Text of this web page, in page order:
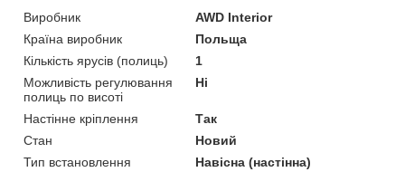
Виробник
AWD Interior
Країна виробник
Польща
Кількість ярусів (полиць)
1
Можливість регулювання
полиць по висоті
Ні
Настінне кріплення
Так
Стан
Новий
Тип встановлення
Навісна (настінна)